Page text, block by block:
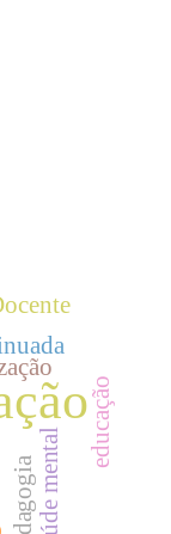
PedagogiaSaúde mental
educação